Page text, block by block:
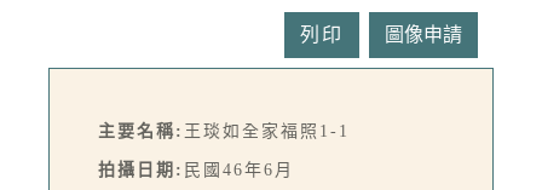
列印
主要名稱: 王琰如全家福照1-1
拍攝日期: 民國46年6月